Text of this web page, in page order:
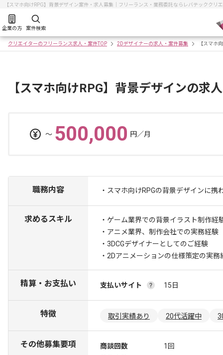
【スマホ向けRPG】背景デザイン案件・求人募集｜フリーランス・業務委託ならレバテッククリ
企業の方 案件検索
クリエイターのフリーランス求人・案件TOP 2Dデザイナーの求人・案件募集 【スマホ
【スマホ向けRPG】背景デザインの求
〜 500,000 円／月
職務内容 ・スマホ向けRPGの背景デザインに携
求めるスキル
・ゲーム業界での背景イラスト制作経
・アニメ業界、制作会社での実務経験
・3DCGデザイナーとしてのご経験
・2Dアニメーションの仕様策定の実務
精算・お支払い 支払いサイト 15日
特徴 取引実績あり 20代活躍中
その他募集要項 商談回数
1回